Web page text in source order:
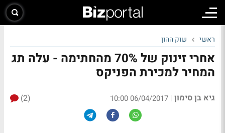
ראשי שוק ההון
אחרי זינוק של 70% מהחתימה - עלה תג
המחיר למכירת הפניקס
גיא בן סימון |
06/04/2017 10:00
(2)